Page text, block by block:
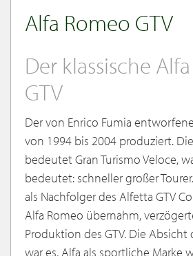
Alfa Romeo GTV
Der klassische
GTV
Der von Enrico Fumia
von 1994 bis 2004 produziert.
bedeutet Gran Turismo Veloce,
bedeutet: schneller großer
als Nachfolger des Alfetta GTV
Alfa Romeo übernahm,
Produktion des GTV. Die Absicht
war es, Alfa als sportliche Marke